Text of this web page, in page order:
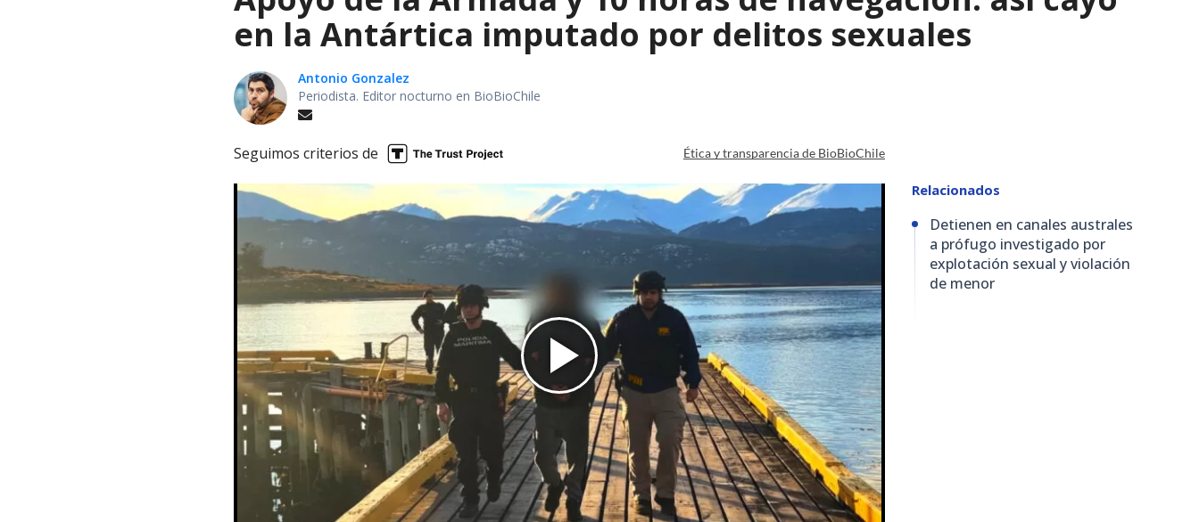
en la Antártica imputado por delitos sexuales
Antonio Gonzalez
Periodista. Editor nocturno en BioBioChile
Seguimos criterios de Ética y transparencia de BioBioChile
Relacionados
Detienen en canales australes
a prófugo investigado por
explotación sexual y violación
de menor